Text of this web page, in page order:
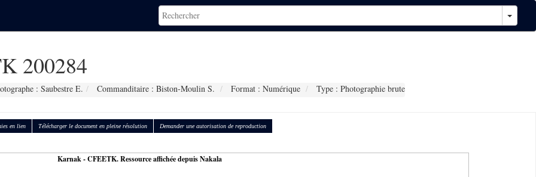
200284
: Saubestre E. Commanditaire : Biston-Moulin S. Format : Numérique Type : Photographie brute
en lien Télécharger le document en pleine résolution Demander une autorisation de reproduction